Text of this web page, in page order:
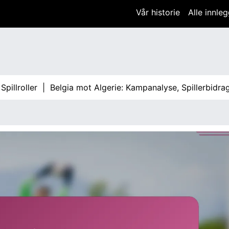
Vår historie Alle
|Belgia mot Algerie: Kampanalyse, Spillerbidrag,